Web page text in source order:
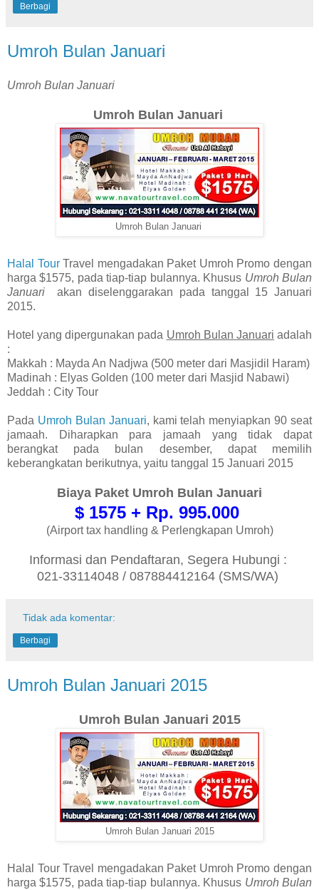
Berbagi
Umroh Bulan Januari
Umroh Bulan Januari
Umroh Bulan Januari
Umroh Bulan Januari
Halal TourTravel mengadakan Paket Umroh Promo dengan
harga $1575, pada tiap-tiap bulannya. Khusus Umroh Bulan
Januari
akan diselenggarakan pada tanggal 15 Januari
2015.
Hotel yang dipergunakan pada Umroh Bulan Januari adalah
:
Makkah : Mayda An Nadjwa (500 meter dari Masjidil Haram)
Madinah : Elyas Golden (100 meter dari Masjid Nabawi)
Jeddah : City Tour
Pada Umroh Bulan Januari, kami telah menyiapkan 90 seat
jamaah. Diharapkan para jamaah yang tidak dapat
berangkat pada bulan desember, dapat memilih
keberangkatan berikutnya, yaitu tanggal 15 Januari 2015
Biaya Paket Umroh Bulan Januari
$ 1575 + Rp. 995.000
(Airport tax handling & Perlengkapan Umroh)
Informasi dan Pendaftaran, Segera Hubungi :
021-33114048 / 087884412164 (SMS/WA)
Tidak ada komentar:
Berbagi
Umroh Bulan Januari 2015
Umroh Bulan Januari 2015
Umroh Bulan Januari 2015
Halal Tour Travel mengadakan Paket Umroh Promo dengan
harga $1575, pada tiap-tiap bulannya. Khusus Umroh Bulan